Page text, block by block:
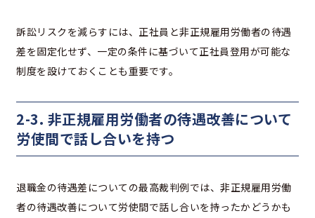
訴訟リスクを減らすには、正社員と非正規雇用労働者の待遇
差を固定化せず、一定の条件に基づいて正社員登用が可能な
制度を設けておくことも重要です。
2-3. 非正規雇用労働者の待遇改善について
労使間で話し合いを持つ
退職金の待遇差についての最高裁判例では、非正規雇用労働
者の待遇改善について労使間で話し合いを持ったかどうかも